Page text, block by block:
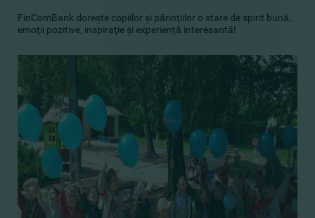
FinComBank doreşte copiilor şi părinţiilor o stare de spirit bună,
emoţii pozitive, inspiraţie şi experienţă interesantă!